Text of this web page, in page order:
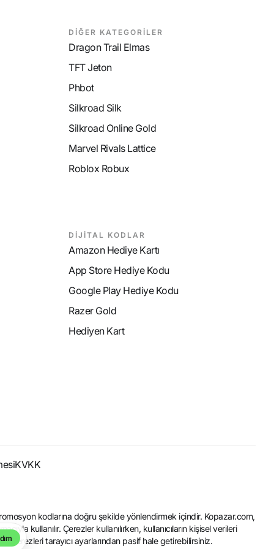
DİĞER KATEGORİLER
Dragon Trail Elmas
TFT Jeton
Phbot
Silkroad Silk
Silkroad Online Gold
Marvel Rivals Lattice
Roblox Robux
DİJİTAL KODLAR
Amazon Hediye Kartı
App Store Hediye Kodu
Google Play Hediye Kodu
Razer Gold
Hediyen Kart
KVKK
kodlarına doğru şekilde yönlendirmek içindir. Kopazar.com,
kullanılır. Çerezler kullanılırken, kullanıcıların kişisel verileri
Çerezleri tarayıcı ayarlarından pasif hale getirebilirsiniz.